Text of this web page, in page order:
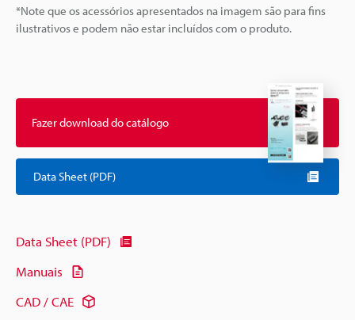
*Note que os acessórios apresentados na imagem são para fins
ilustrativos e podem não estar incluídos com o produto.
Fazer download do catálogo
Data Sheet (PDF)
Data Sheet (PDF)
Manuais
CAD / CAE